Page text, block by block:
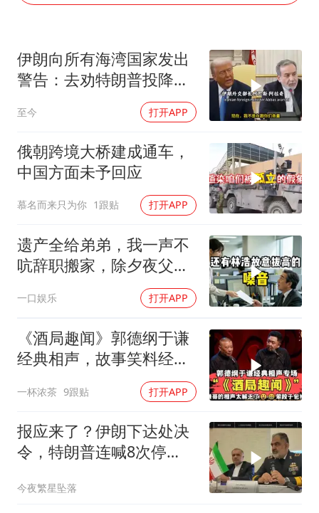
国足U17与阿森纳决赛取消 并列冠军
以军士兵把枪口对准中国记者
总书记点赞的非遗苗绣焕发新生机
伊朗向所有海湾国家发出
警告：去劝特朗普投降，
至今 打开APP
俄朝跨境大桥建成通车，
中国方面未予回应
慕名而来只为你 1跟贴 打开APP
遗产全给弟弟，我一声不
吭辞职搬家，除夕夜父亲
一口娱乐 打开APP
《酒局趣闻》郭德纲于谦
经典相声，故事笑料经典
一杯浓茶 9跟贴 打开APP
报应来了？伊朗下达处决
令，特朗普连喊8次停
今夜繁星坠落